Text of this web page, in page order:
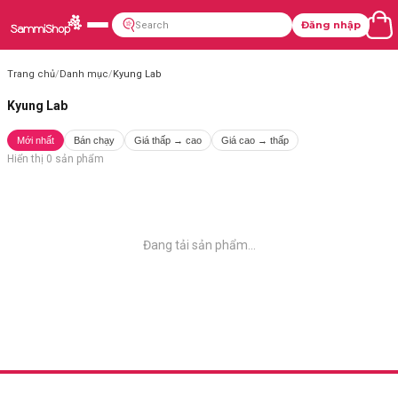
Đăng nhập
Trang chủ/Danh mục/Kyung Lab
Kyung Lab
Mới nhất Bán chạy Giá thấp → cao Giá cao → thấp
Hiển thị 0 sản phẩm
Đang tải sản phẩm...